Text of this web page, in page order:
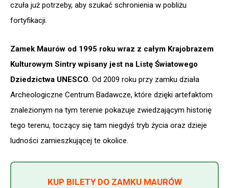
czuła już potrzeby, aby szukać schronienia w pobliżu
fortyfikacji.
Zamek Maurów od 1995 roku wraz z całym Krajobrazem
Kulturowym Sintry wpisany jest na Listę Światowego
Dziedzictwa UNESCO. Od 2009 roku przy zamku działa
Archeologiczne Centrum Badawcze, które dzięki artefaktom
znalezionym na tym terenie pokazuje zwiedzającym historię
tego terenu, toczący się tam niegdyś tryb życia oraz dzieje
ludności zamieszkującej te okolice.
KUP BILETY DO ZAMKU MAURÓW